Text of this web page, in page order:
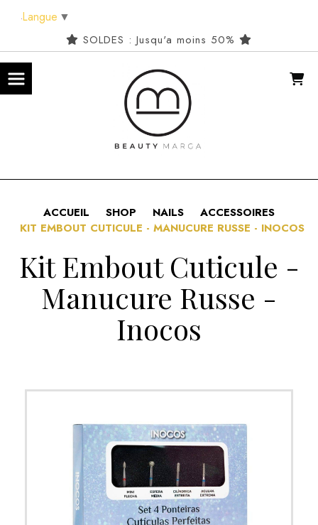
SOLDES : Jusqu'a moins 50%
ACCUEIL SHOP NAILS
ACCESSOIRES
KIT EMBOUT CUTICULE - MANUCURE RUSSE - INOCOS
Kit Embout Cuticule -
Manucure Russe -
Inocos
Langue ▼